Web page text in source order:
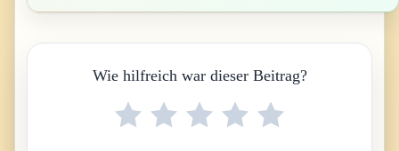
Wie hilfreich war dieser Beitrag?